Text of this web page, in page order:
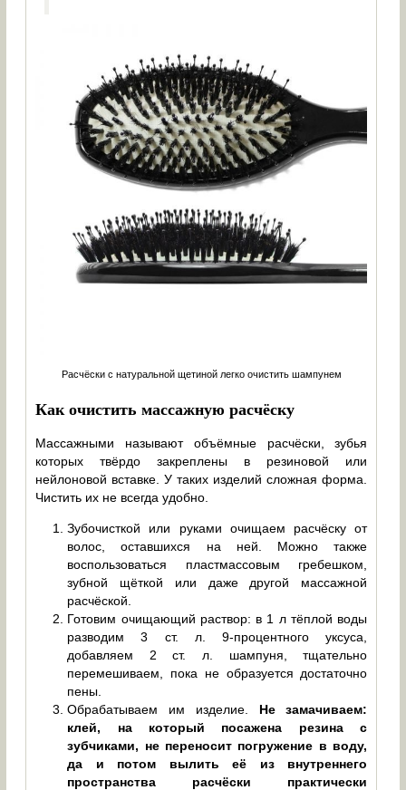
Расчёски с натуральной щетиной легко очистить шампунем
Как очистить массажную расчёску
Массажными называют объёмные расчёски, зубья
которых твёрдо закреплены в резиновой или
нейлоновой вставке. У таких изделий сложная форма.
Чистить их не всегда удобно.
Зубочисткой или руками очищаем расчёску от
волос, оставшихся на ней. Можно также
воспользоваться пластмассовым гребешком,
зубной щёткой или даже другой массажной
расчёской.
Готовим очищающий раствор: в 1 л тёплой воды
разводим 3 ст. л. 9-процентного уксуса,
добавляем 2 ст. л. шампуня, тщательно
перемешиваем, пока не образуется достаточно
пены.
Обрабатываем им изделие. Не замачиваем:
клей, на который посажена резина с
зубчиками, не переносит погружение в воду,
да и потом вылить её из внутреннего
пространства расчёски практически